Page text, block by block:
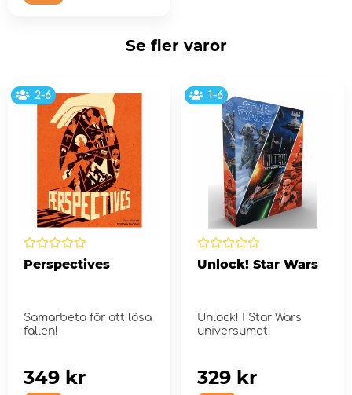
Se fler varor
2-6
Perspectives
Samarbeta för att lösa
fallen!
349 kr
1-6
Unlock! Star Wars
Unlock! I Star Wars
universumet!
329 kr